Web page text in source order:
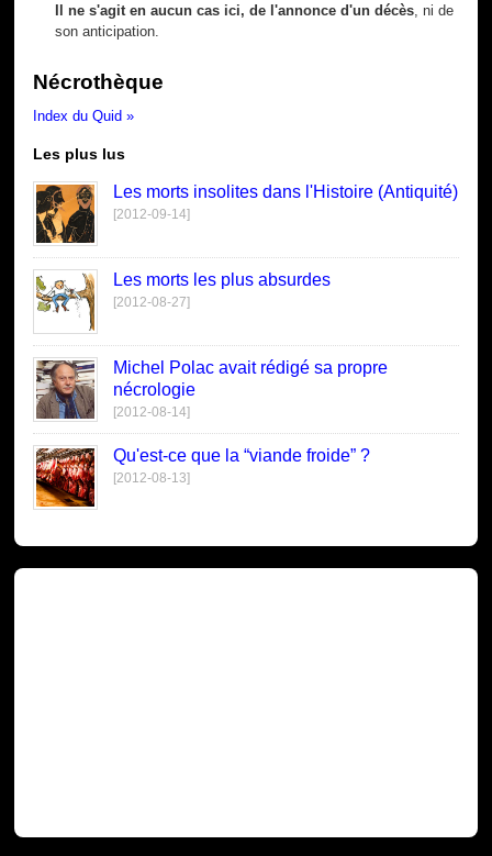
Il ne s'agit en aucun cas ici, de l'annonce d'un décès , ni de
son anticipation.
Nécrothèque
Index du Quid »
Les plus lus
Les morts insolites dans l'Histoire (Antiquité)
[2012-09-14]
Les morts les plus absurdes
[2012-08-27]
Michel Polac avait rédigé sa propre
nécrologie
[2012-08-14]
Qu'est-ce que la “viande froide” ?
[2012-08-13]